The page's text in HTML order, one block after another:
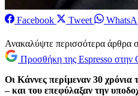
Facebook Tweet
Ανακαλύψτε περισσότερα άρθρα
Προσθήκη της Espresso στην
Οι Κάννες περίμεναν 30 χρόνια
– και του επεφύλαξαν την